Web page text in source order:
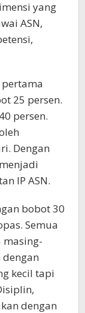
yang
ASN,
25 persen.
persen.
Dengan
IP ASN.
bobot 30
Semua
masing-
kecil tapi
dengan